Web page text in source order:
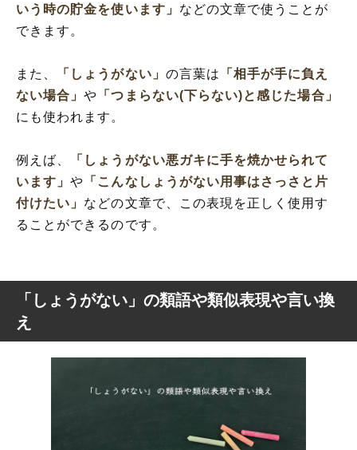
いう時の貯金を使います」 などの文章で使うことが
できます。
また、 「しょうがない」 の言葉は
「相手が手に負え
ない場合」や 「つまらない(下らない)と感じた場合」
にも使われます。
例えば、
「しょうがない悪ガキに手を焼かせられて
います」や 「こんなしょうがない用事はさっさと片
付けたい」 などの文章で、この表現を正しく使用す
ることができるのです。
「しょうがない」の類語や類似表現や言い換
え